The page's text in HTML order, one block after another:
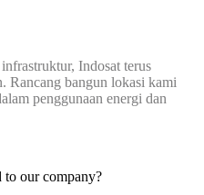
Indosat terus
Rancang bangun lokasi kami
penggunaan energi dan
to our company?